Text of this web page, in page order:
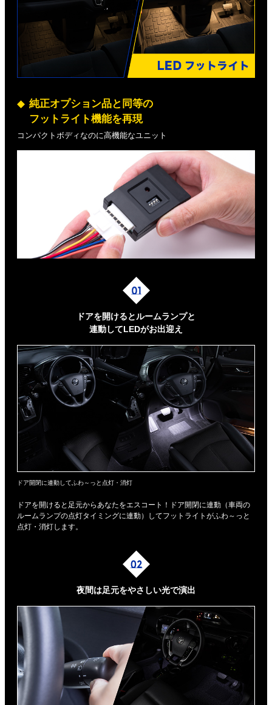
純正オプション品と同等の
フットライト機能を再現
コンパクトボディなのに高機能なユニット
ドアを開けるとルームランプと
連動してLEDがお出迎え
ドア開閉に連動してふわ～っと点灯・消灯
ドアを開けると足元からあなたをエスコート！ドア開閉に連動（車両の
ルームランプの点灯タイミングに連動）してフットライトがふわ～っと
点灯・消灯します。
夜間は足元をやさしい光で演出